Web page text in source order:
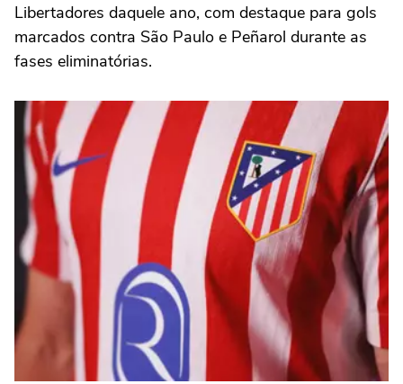
Libertadores daquele ano, com destaque para gols
marcados contra São Paulo e Peñarol durante as
fases eliminatórias.